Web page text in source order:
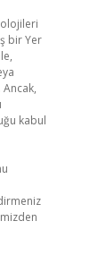
bir Yer
kabul